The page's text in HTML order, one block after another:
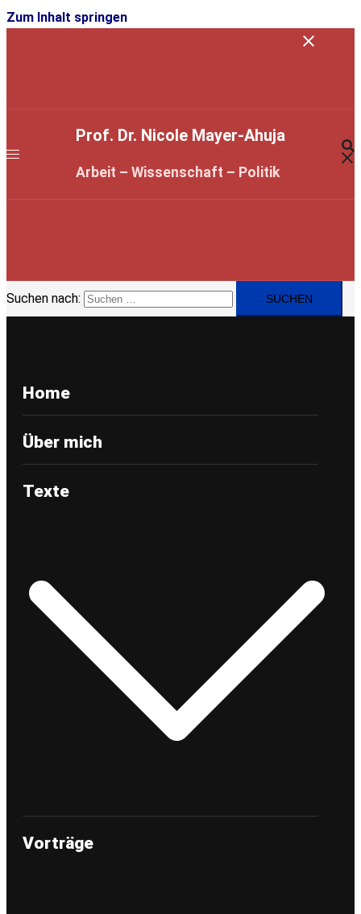
Zum Inhalt springen
Prof. Dr. Nicole Mayer-Ahuja
Arbeit – Wissenschaft – Politik
Suchen nach:
Home
Über mich
Texte
Vorträge